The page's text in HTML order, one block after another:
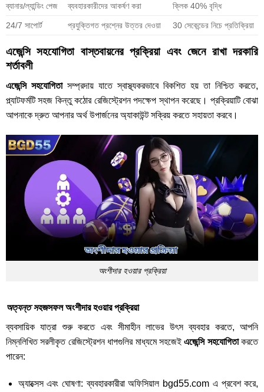
ব্যানার/ল্যান্ডিং পেজ ব্যবহারকারীদের আকর্ষণ করা ক্লিক 40% বৃদ্ধি
24/7 সাপোর্ট প্রযুক্তিগত প্রশ্নের উত্তর দেওয়া 30 সেকেন্ডের নিচে প্রতিক্রিয়া
এজেন্সি সহযোগিতা বাস্তবায়নের প্রক্রিয়া এবং জেনে রাখা দরকারি
শর্তাবলী
এজেন্সি সহযোগিতাসম্প্রদায় যাতে স্বাস্থ্যকরভাবে বিকশিত হয় তা নিশ্চিত করতে,
প্ল্যাটফর্মটি সহজ কিন্তু কঠোর রেজিস্ট্রেশন পদক্ষেপ স্থাপন করেছে। প্রক্রিয়াটি বোঝা
আপনাকে দ্রুত আপনার অর্থ উপার্জনের অ্যাকাউন্ট সক্রিয় করতে সহায়তা করবে।
অংশীদার হওয়ার প্রক্রিয়া
অত্যন্ত সহজসফল অংশীদার হওয়ার প্রক্রিয়া
ব্যবসায়িক যাত্রা শুরু করতে এবং সীমাহীন লাভের উৎস ব্যবহার করতে, আপনি
নিম্নলিখিত সরলীকৃত রেজিস্ট্রেশন ধাপগুলির মাধ্যমে সহজেইএজেন্সি সহযোগিতাকরতে
পারেন:
অ্যাক্সেস এবং ঘোষণা: ব্যবহারকারীরা অফিসিয়াল bgd55.com এ প্রবেশ করে,